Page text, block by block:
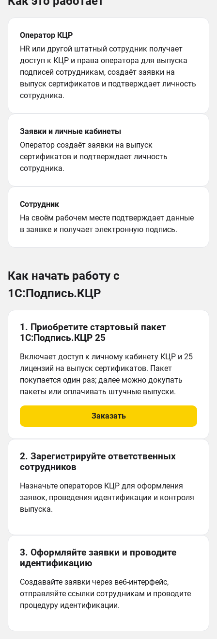
Оператор КЦР
HR или другой штатный сотрудник получает
доступ к КЦР и права оператора для выпуска
подписей сотрудникам, создаёт заявки на
выпуск сертификатов и подтверждает личность
сотрудника.
Заявки и личные кабинеты
Оператор создаёт заявки на выпуск
сертификатов и подтверждает личность
сотрудника.
Сотрудник
На своём рабочем месте подтверждает данные
в заявке и получает электронную подпись.
Как начать работу с
1С:Подпись.КЦР
1. Приобретите стартовый пакет
1С:Подпись.КЦР 25
Включает доступ к личному кабинету КЦР и 25
лицензий на выпуск сертификатов. Пакет
покупается один раз; далее можно докупать
пакеты или оплачивать штучные выпуски.
Заказать
2. Зарегистрируйте ответственных
сотрудников
Назначьте операторов КЦР для оформления
заявок, проведения идентификации и контроля
выпуска.
3. Оформляйте заявки и проводите
идентификацию
Создавайте заявки через веб‑интерфейс,
отправляйте ссылки сотрудникам и проводите
процедуру идентификации.